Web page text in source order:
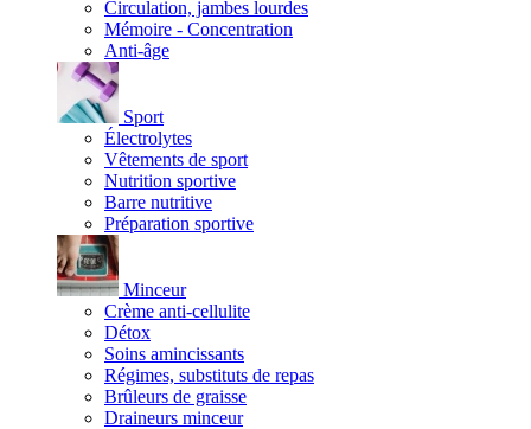
Circulation, jambes lourdes
Mémoire - Concentration
Anti-âge
Sport
Électrolytes
Vêtements de sport
Nutrition sportive
Barre nutritive
Préparation sportive
Minceur
Crème anti-cellulite
Détox
Soins amincissants
Régimes, substituts de repas
Brûleurs de graisse
Draineurs minceur